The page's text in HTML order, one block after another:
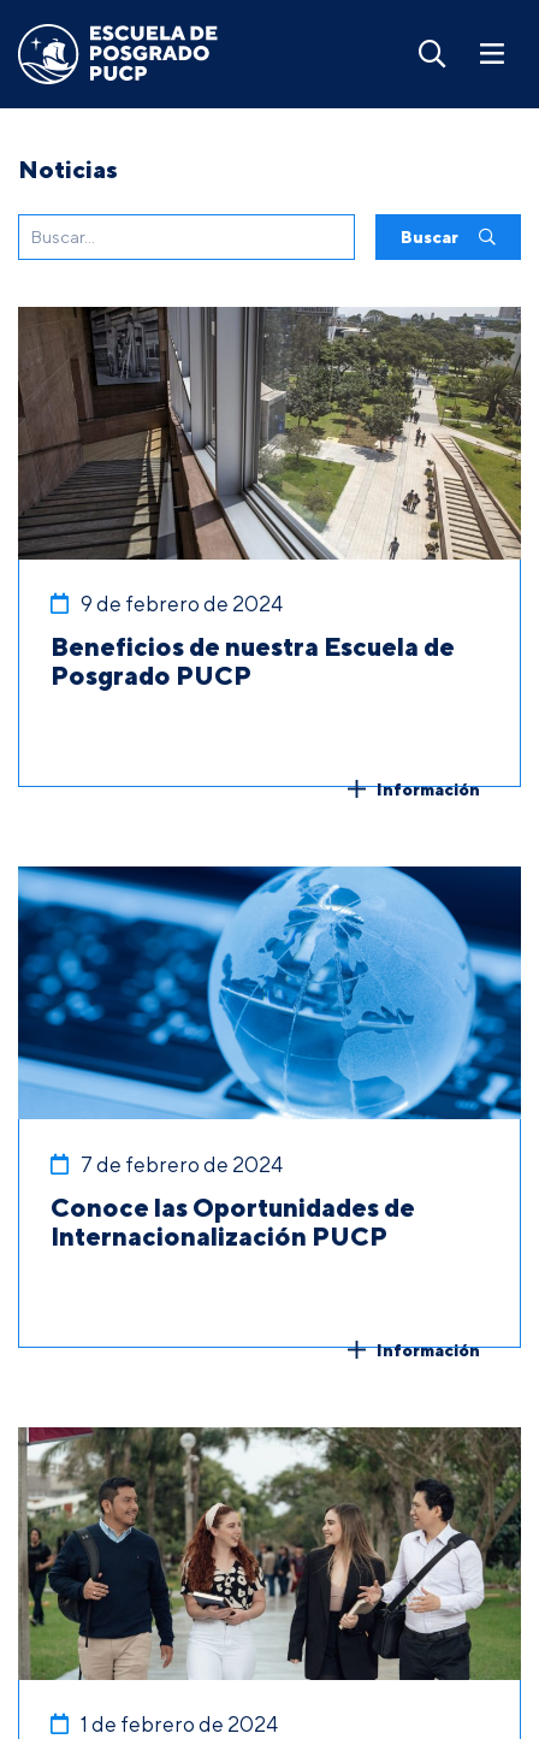
Noticias
Buscar
9 de febrero de 2024
Beneficios de nuestra Escuela de
Posgrado PUCP
Información
7 de febrero de 2024
Conoce las Oportunidades de
Internacionalización PUCP
Información
1 de febrero de 2024